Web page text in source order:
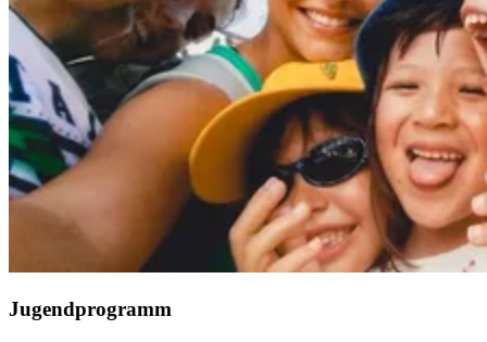
Jugendprogramm